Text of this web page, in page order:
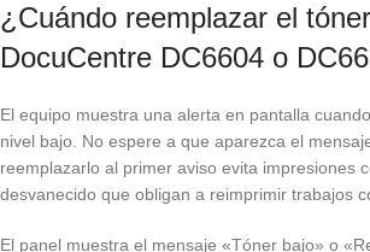
¿Cuándo reemplazar el
DocuCentre DC6604 o
El equipo muestra una alerta en pantalla
nivel bajo. No espere a que aparezca el
reemplazarlo al primer aviso evita impresiones
desvanecido que obligan a reimprimir trabajos
El panel muestra el mensaje «Tóner bajo» o